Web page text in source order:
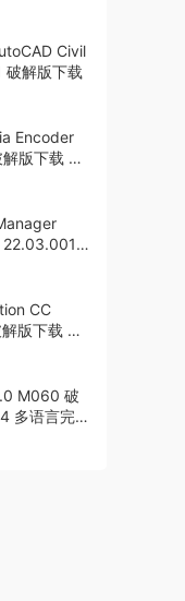
Civil
破解版下载
Encoder
版下载 永
22.03.001
CC
版下载 永
M060 破
多语言完整